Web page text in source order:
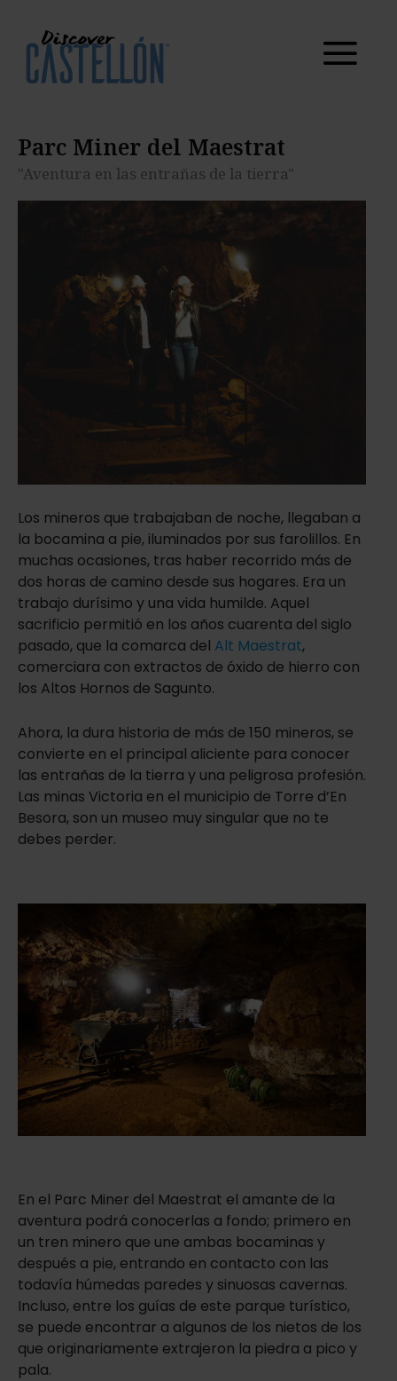
Maestrat
Parc Miner del Maestrat
"Aventura en las entrañas de la tierra"
Los mineros que trabajaban de noche, llegaban a
la bocamina a pie, iluminados por sus farolillos. En
muchas ocasiones, tras haber recorrido más de
dos horas de camino desde sus hogares. Era un
trabajo durísimo y una vida humilde. Aquel
sacrificio permitió en los años cuarenta del siglo
pasado, que la comarca del Alt Maestrat,
comerciara con extractos de óxido de hierro con
los Altos Hornos de Sagunto.
Ahora, la dura historia de más de 150 mineros, se
convierte en el principal aliciente para conocer
las entrañas de la tierra y una peligrosa profesión.
Las minas Victoria en el municipio de Torre d’En
Besora, son un museo muy singular que no te
debes perder.
En el Parc Miner del Maestrat el amante de la
aventura podrá conocerlas a fondo; primero en
un tren minero que une ambas bocaminas y
después a pie, entrando en contacto con las
todavía húmedas paredes y sinuosas cavernas.
Incluso, entre los guías de este parque turístico,
se puede encontrar a algunos de los nietos de los
que originariamente extrajeron la piedra a pico y
pala.